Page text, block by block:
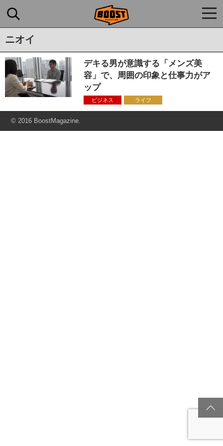
ニオイ
デキる男が意識する「メンズ美
容」で、周囲の印象と仕事力がア
ップ
ビジネス ライフ
© 2016 BoostMagazine.